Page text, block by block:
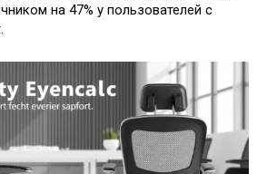
на 47% у пользователей с